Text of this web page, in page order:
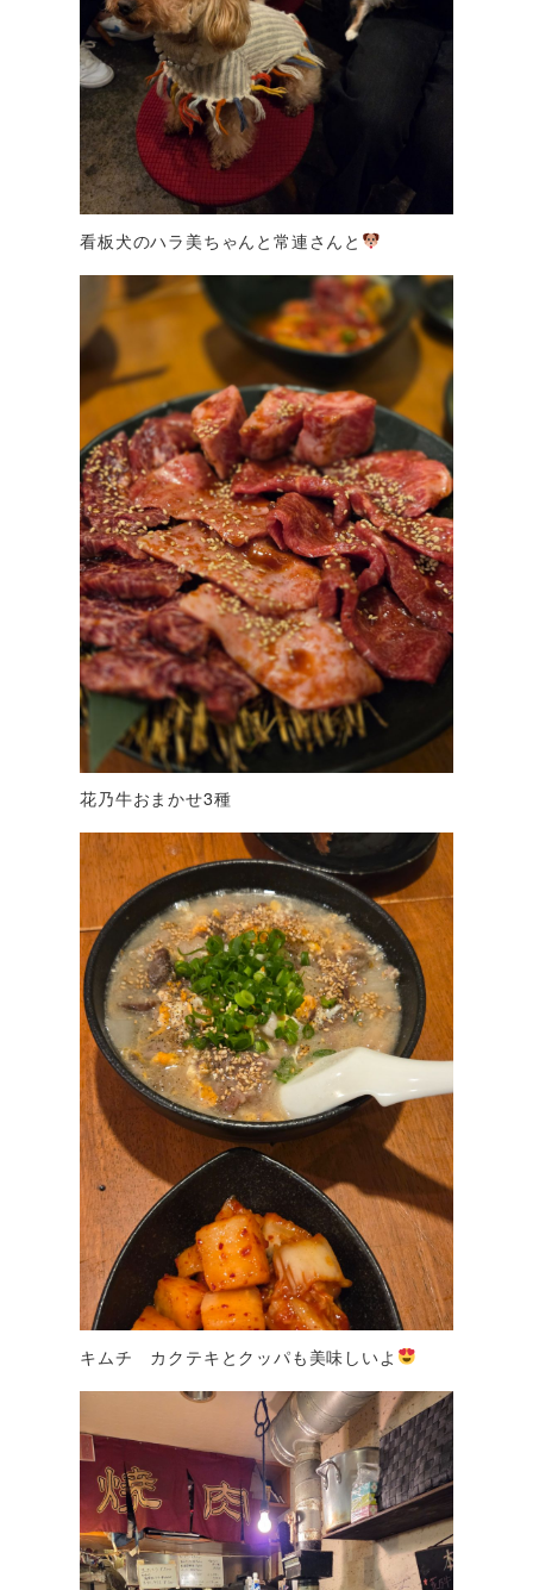
看板犬のハラ美ちゃんと常連さんと
花乃牛おまかせ3種
キムチ カクテキとクッパも美味しいよ